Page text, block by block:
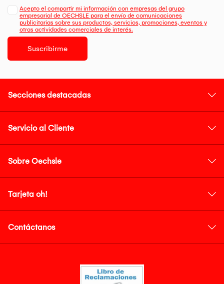
Acepto el compartir mi información con empresas del grupo
empresarial de OECHSLE para el envío de comunicaciones
publicitarias sobre sus productos, servicios, promociones, eventos y
otras actividades comerciales de interés.
Suscribirme
Secciones destacadas
Servicio al Cliente
Sobre Oechsle
Tarjeta oh!
Contáctanos